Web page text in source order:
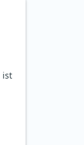
ist